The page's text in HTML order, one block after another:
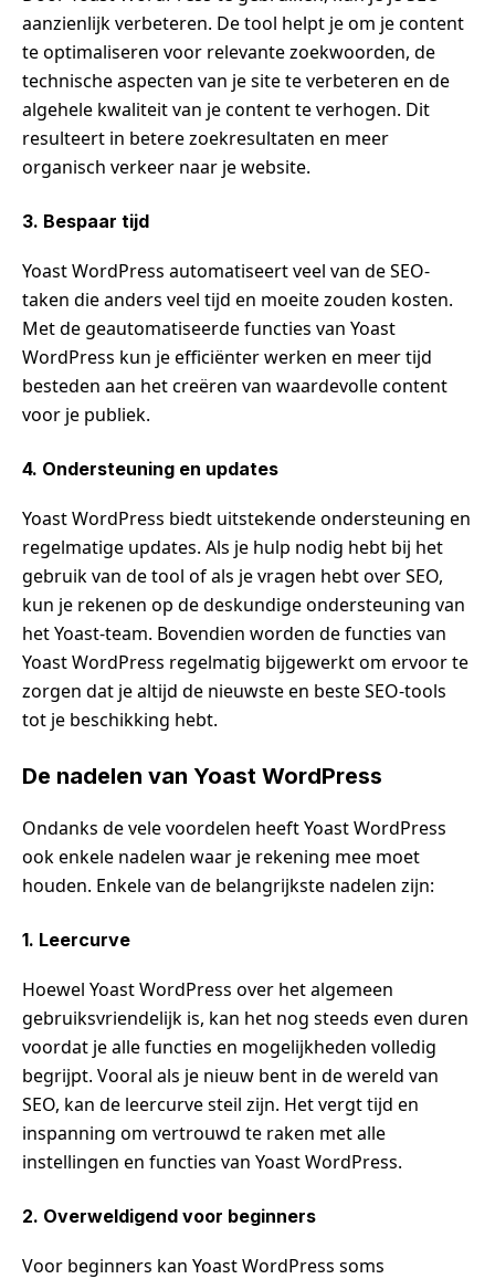
aanzienlijk verbeteren. De tool helpt je om je content
te optimaliseren voor relevante zoekwoorden, de
technische aspecten van je site te verbeteren en de
algehele kwaliteit van je content te verhogen. Dit
resulteert in betere zoekresultaten en meer
organisch verkeer naar je website.
3. Bespaar tijd
Yoast WordPress automatiseert veel van de SEO-
taken die anders veel tijd en moeite zouden kosten.
Met de geautomatiseerde functies van Yoast
WordPress kun je efficiënter werken en meer tijd
besteden aan het creëren van waardevolle content
voor je publiek.
4. Ondersteuning en updates
Yoast WordPress biedt uitstekende ondersteuning en
regelmatige updates. Als je hulp nodig hebt bij het
gebruik van de tool of als je vragen hebt over SEO,
kun je rekenen op de deskundige ondersteuning van
het Yoast-team. Bovendien worden de functies van
Yoast WordPress regelmatig bijgewerkt om ervoor te
zorgen dat je altijd de nieuwste en beste SEO-tools
tot je beschikking hebt.
De nadelen van Yoast WordPress
Ondanks de vele voordelen heeft Yoast WordPress
ook enkele nadelen waar je rekening mee moet
houden. Enkele van de belangrijkste nadelen zijn:
1. Leercurve
Hoewel Yoast WordPress over het algemeen
gebruiksvriendelijk is, kan het nog steeds even duren
voordat je alle functies en mogelijkheden volledig
begrijpt. Vooral als je nieuw bent in de wereld van
SEO, kan de leercurve steil zijn. Het vergt tijd en
inspanning om vertrouwd te raken met alle
instellingen en functies van Yoast WordPress.
2. Overweldigend voor beginners
Voor beginners kan Yoast WordPress soms